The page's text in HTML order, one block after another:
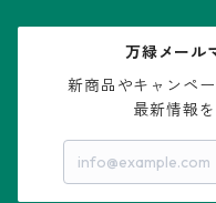
エキノケレウス属
エキノプシス属
コノフィツム属
センナ属
水石・景石
万緑メール
新商品やキャンペ
最新情報